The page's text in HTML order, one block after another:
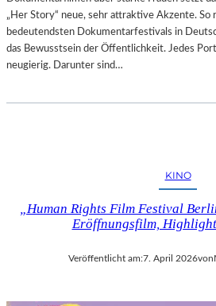
„Her Story“ neue, sehr attraktive Akzente. So
bedeutendsten Dokumentarfestivals in
das Bewusstsein der Öffentlichkeit. Jedes
neugierig. Darunter sind…
KINO
„Human Rights Film Festival
Eröffnungsfilm,
Veröffentlicht am:7. April 2026von